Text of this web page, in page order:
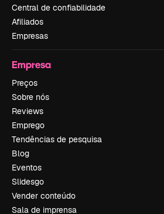
Central de confiabilidade
Afiliados
Empresas
Empresa
Preços
Sobre nós
Reviews
Emprego
Tendências de pesquisa
Blog
Eventos
Slidesgo
Vender conteúdo
Sala de imprensa